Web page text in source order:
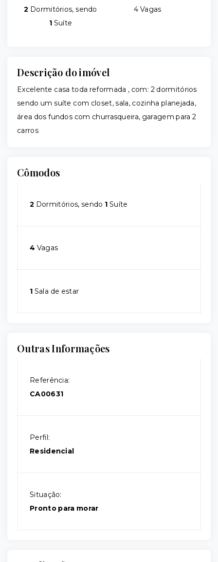
2 Dormitórios, sendo
1 Suíte
4 Vagas
Descrição do imóvel
Excelente casa toda reformada , com: 2 dormitórios
sendo um suíte com closet, sala, cozinha planejada,
área dos fundos com churrasqueira, garagem para 2
carros
Cômodos
2 Dormitórios, sendo 1 Suíte
4 Vagas
1 Sala de estar
Outras Informações
Referência:
CA00631
Perfil:
Residencial
Situação:
Pronto para morar